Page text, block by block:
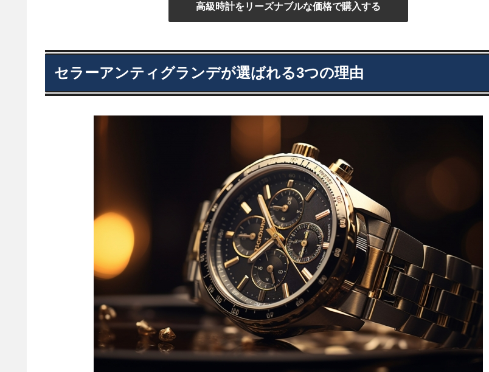
高級時計をリーズナブルな価格で購入する
セラーアンティグランデが選ばれる3つの理由